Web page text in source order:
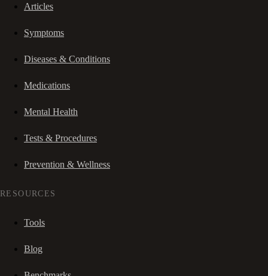
Articles
Symptoms
Diseases & Conditions
Medications
Mental Health
Tests & Procedures
Prevention & Wellness
RESOURCES
Tools
Blog